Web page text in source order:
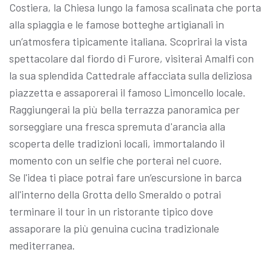
Costiera, la Chiesa lungo la famosa scalinata che porta
alla spiaggia e le famose botteghe artigianali in
un’atmosfera tipicamente italiana. Scoprirai la vista
spettacolare dal fiordo di Furore, visiterai Amalfi con
la sua splendida Cattedrale affacciata sulla deliziosa
piazzetta e assaporerai il famoso Limoncello locale.
Raggiungerai la più bella terrazza panoramica per
sorseggiare una fresca spremuta d'arancia alla
scoperta delle tradizioni locali, immortalando il
momento con un selfie che porterai nel cuore.
Se l'idea ti piace potrai fare un’escursione in barca
all'interno della Grotta dello Smeraldo o potrai
terminare il tour in un ristorante tipico dove
assaporare la più genuina cucina tradizionale
mediterranea.